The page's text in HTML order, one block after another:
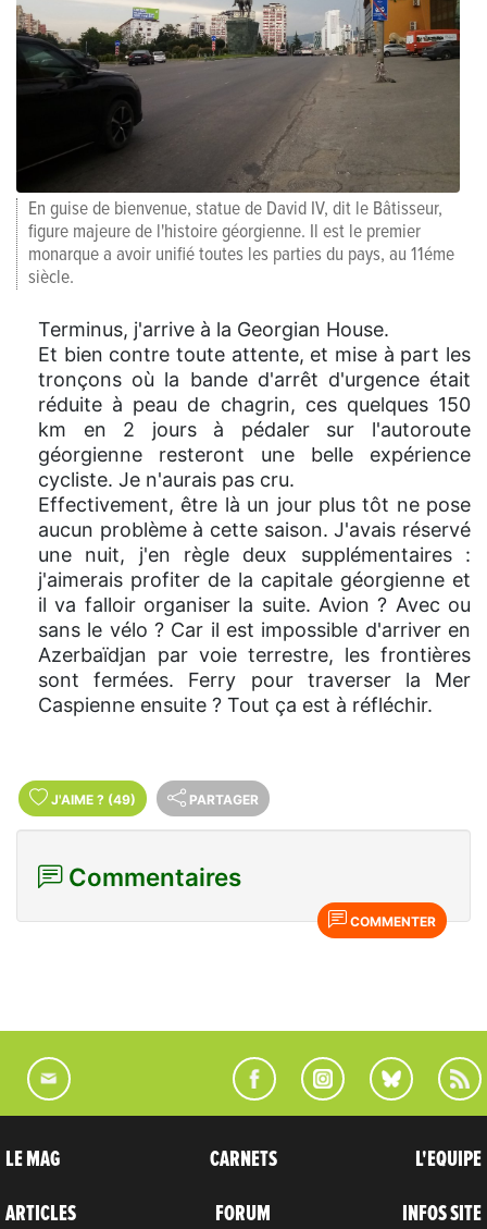
En guise de bienvenue, statue de David IV, dit le Bâtisseur,
figure majeure de l'histoire géorgienne. Il est le premier
monarque a avoir unifié toutes les parties du pays, au 11éme
siècle.
Terminus, j'arrive à la Georgian House.
Et bien contre toute attente, et mise à part les
tronçons où la bande d'arrêt d'urgence était
réduite à peau de chagrin, ces quelques 150
km en 2 jours à pédaler sur l'autoroute
géorgienne resteront une belle expérience
cycliste. Je n'aurais pas cru.
Effectivement, être là un jour plus tôt ne pose
aucun problème à cette saison. J'avais réservé
une nuit, j'en règle deux supplémentaires :
j'aimerais profiter de la capitale géorgienne et
il va falloir organiser la suite. Avion ? Avec ou
sans le vélo ? Car il est impossible d'arriver en
Azerbaïdjan par voie terrestre, les frontières
sont fermées. Ferry pour traverser la Mer
Caspienne ensuite ? Tout ça est à réfléchir.
J'AIME ? (49) PARTAGER
Commentaires
COMMENTER
LE MAG
ARTICLES
CARNETS
FORUM
L'EQUIPE
INFOS SITE